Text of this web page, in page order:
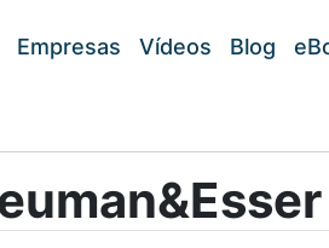
Empresas Vídeos Blog